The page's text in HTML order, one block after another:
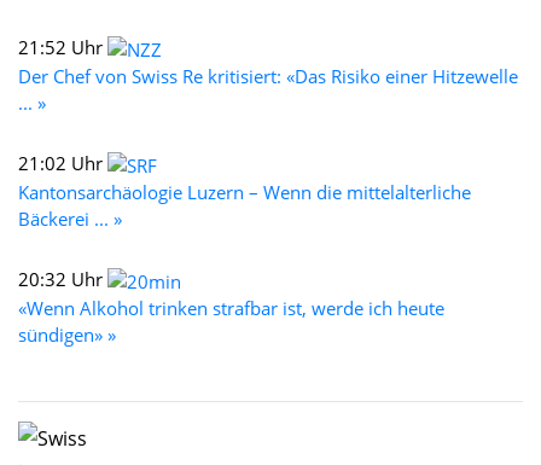
21:52 Uhr
Der Chef von Swiss Re kritisiert: «Das Risiko einer Hitzewelle
... »
21:02 Uhr
Kantonsarchäologie Luzern – Wenn die mittelalterliche
Bäckerei ... »
20:32 Uhr
«Wenn Alkohol trinken strafbar ist, werde ich heute
sündigen» »